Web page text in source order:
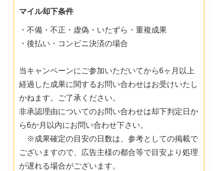
マイル却下条件
・不備・不正・虚偽・いたずら・重複成果
・後払い・コンビニ決済の場合
当キャンペーンにご参加いただいてから6ヶ月以上
経過した成果に関するお問い合わせはお受けいたし
かねます。ご了承ください。
非承認理由についてのお問い合わせは却下判定日か
ら6か月以内にお問い合わせ下さい。
※成果確定の目安の日数は、参考としての掲載で
ございますので、広告主様の都合等で目安より処理
が遅れる場合がございます。